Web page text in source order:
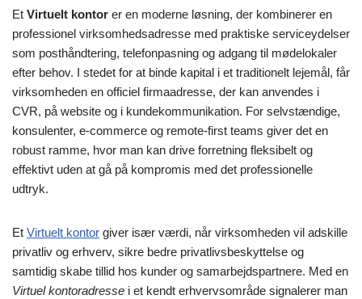
Et Virtuelt kontor er en moderne løsning, der kombinerer en
professionel virksomhedsadresse med praktiske serviceydelser
som posthåndtering, telefonpasning og adgang til mødelokaler
efter behov. I stedet for at binde kapital i et traditionelt lejemål, får
virksomheden en officiel firmaadresse, der kan anvendes i
CVR, på website og i kundekommunikation. For selvstændige,
konsulenter, e-commerce og remote-first teams giver det en
robust ramme, hvor man kan drive forretning fleksibelt og
effektivt uden at gå på kompromis med det professionelle
udtryk.
Et Virtuelt kontor giver især værdi, når virksomheden vil adskille
privatliv og erhverv, sikre bedre privatlivsbeskyttelse og
samtidig skabe tillid hos kunder og samarbejdspartnere. Med en
Virtuel kontoradresse i et kendt erhvervsområde signalerer man